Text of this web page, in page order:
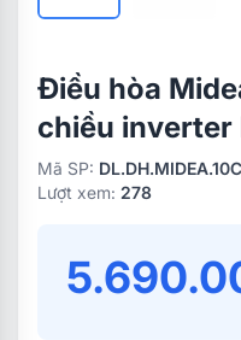
Điều hòa
chiều inverter
Mã SP:
Lượt xem: 278